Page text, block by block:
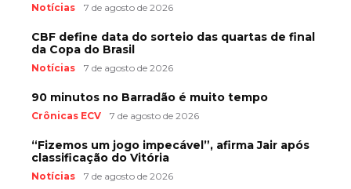
Notícias 7 de agosto de 2026
CBF define data do sorteio das quartas de final
da Copa do Brasil
Notícias 7 de agosto de 2026
90 minutos no Barradão é muito tempo
Crônicas ECV 7 de agosto de 2026
“Fizemos um jogo impecável”, afirma Jair após
classificação do Vitória
Notícias 7 de agosto de 2026